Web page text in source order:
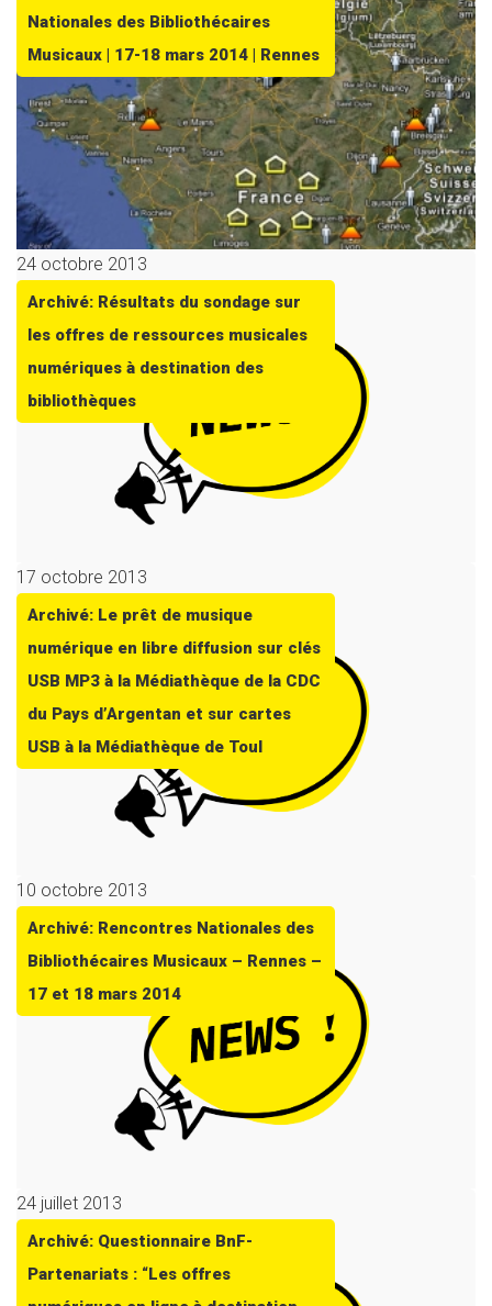
Nationales des Bibliothécaires
Musicaux | 17-18 mars 2014 | Rennes
24 octobre 2013
Archivé: Résultats du sondage sur
les offres de ressources musicales
numériques à destination des
bibliothèques
17 octobre 2013
Archivé: Le prêt de musique
numérique en libre diffusion sur clés
USB MP3 à la Médiathèque de la CDC
du Pays d’Argentan et sur cartes
USB à la Médiathèque de Toul
10 octobre 2013
Archivé: Rencontres Nationales des
Bibliothécaires Musicaux – Rennes –
17 et 18 mars 2014
24 juillet 2013
Archivé: Questionnaire BnF-
Partenariats : “Les offres